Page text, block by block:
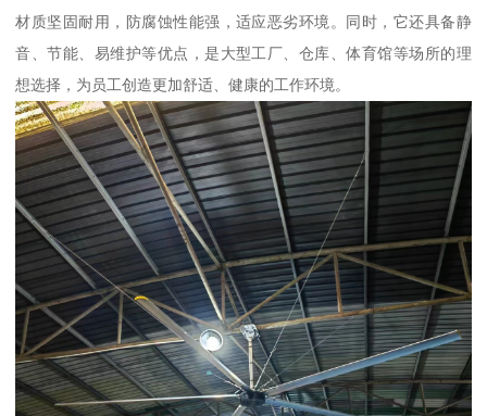
材质坚固耐用，防腐蚀性能强，适应恶劣环境。同时，它还具备静
音、节能、易维护等优点，是大型工厂、仓库、体育馆等场所的理
想选择，为员工创造更加舒适、健康的工作环境。